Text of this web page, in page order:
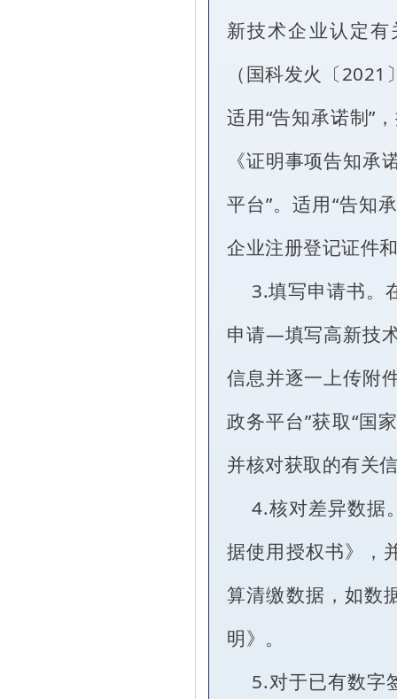
新技术企业认定
（国科发火〔
适用“告知承诺制”
《证明事项告知承
平台”。适用“告知
企业注册登记证件
3.填写申请书。
申请—填写高新技
信息并逐一上传附
政务平台”获取“国
并核对获取的有关
4.核对差异数据
据使用授权书》，
算清缴数据，如数
明》。
5.对于已有数字